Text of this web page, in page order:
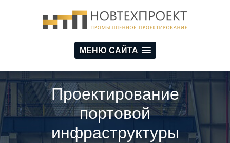
МЕНЮ САЙТА
Проектирование
портовой
инфраструктуры